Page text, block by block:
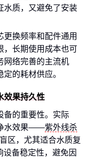
水质，又避免了安装
更换频率和配件通用
，长期使用成本也可
网络完善的主流机
的耗材供应。
效果持久性
备的重要性。实际
净水效果——紫外线杀
区，尤其适合水质复
设备稳定性，避免因